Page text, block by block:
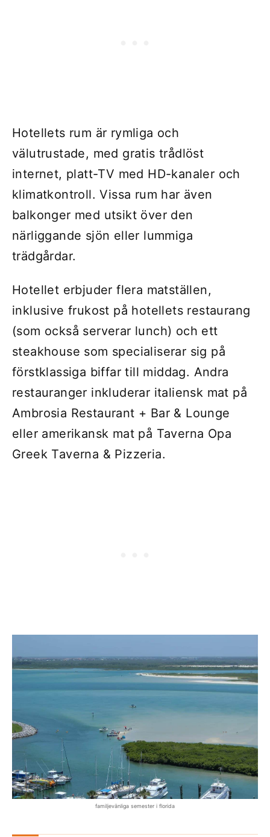
Hotellets rum är rymliga och
välutrustade, med gratis trådlöst
internet, platt-TV med HD-kanaler och
klimatkontroll. Vissa rum har även
balkonger med utsikt över den
närliggande sjön eller lummiga
trädgårdar.
Hotellet erbjuder flera matställen,
inklusive frukost på hotellets restaurang
(som också serverar lunch) och ett
steakhouse som specialiserar sig på
förstklassiga biffar till middag. Andra
restauranger inkluderar italiensk mat på
Ambrosia Restaurant + Bar & Lounge
eller amerikansk mat på Taverna Opa
Greek Taverna & Pizzeria.
familjevänliga semester i florida